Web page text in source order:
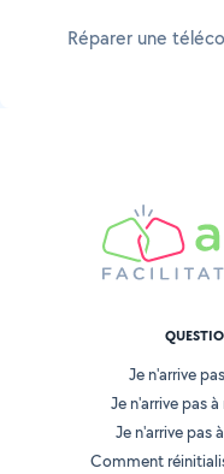
Réparer une
Je n'arrive
Je n'arrive pas
Je n'arrive pas
Comment